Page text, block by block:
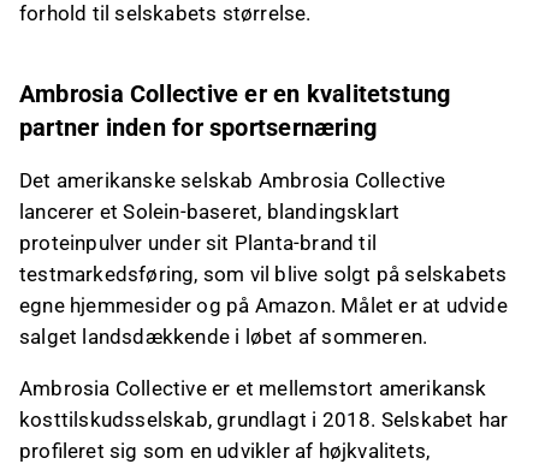
forhold til selskabets størrelse.
Ambrosia Collective er en kvalitetstung
partner inden for sportsernæring
Det amerikanske selskab Ambrosia Collective
lancerer et Solein-baseret, blandingsklart
proteinpulver under sit Planta-brand til
testmarkedsføring, som vil blive solgt på selskabets
egne hjemmesider og på Amazon. Målet er at udvide
salget landsdækkende i løbet af sommeren.
Ambrosia Collective er et mellemstort amerikansk
kosttilskudsselskab, grundlagt i 2018. Selskabet har
profileret sig som en udvikler af højkvalitets,